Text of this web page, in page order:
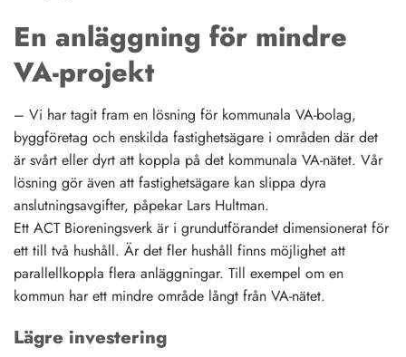
En anläggning för mindre
VA-projekt
– Vi har tagit fram en lösning för kommunala VA-bolag,
byggföretag och enskilda fastighetsägare i områden där det
är svårt eller dyrt att koppla på det kommunala VA-nätet. Vår
lösning gör även att fastighetsägare kan slippa dyra
anslutningsavgifter, påpekar Lars Hultman.
Ett ACT Bioreningsverk är i grundutförandet dimensionerat för
ett till två hushåll. Är det fler hushåll finns möjlighet att
parallellkoppla flera anläggningar. Till exempel om en
kommun har ett mindre område långt från VA-nätet.
Lägre investering